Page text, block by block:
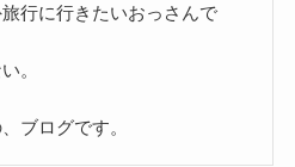
行に行きたいおっさんで
。
ブログです。